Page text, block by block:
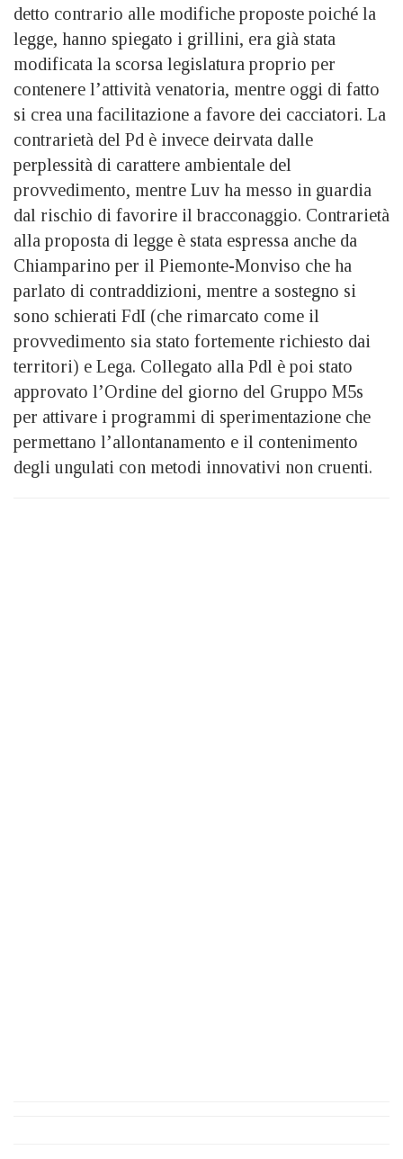
detto contrario alle modifiche proposte poiché la
legge, hanno spiegato i grillini, era già stata
modificata la scorsa legislatura proprio per
contenere l’attività venatoria, mentre oggi di fatto
si crea una facilitazione a favore dei cacciatori. La
contrarietà del Pd è invece deirvata dalle
perplessità di carattere ambientale del
provvedimento, mentre Luv ha messo in guardia
dal rischio di favorire il bracconaggio. Contrarietà
alla proposta di legge è stata espressa anche da
Chiamparino per il Piemonte-Monviso che ha
parlato di contraddizioni, mentre a sostegno si
sono schierati FdI (che rimarcato come il
provvedimento sia stato fortemente richiesto dai
territori) e Lega. Collegato alla Pdl è poi stato
approvato l’Ordine del giorno del Gruppo M5s
per attivare i programmi di sperimentazione che
permettano l’allontanamento e il contenimento
degli ungulati con metodi innovativi non cruenti.